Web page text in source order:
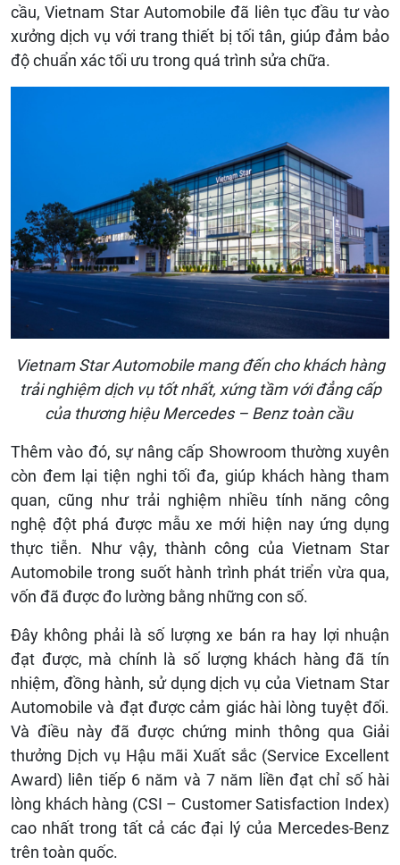
cầu, Vietnam Star Automobile đã liên tục đầu tư vào
xưởng dịch vụ với trang thiết bị tối tân, giúp đảm bảo
độ chuẩn xác tối ưu trong quá trình sửa chữa.
Vietnam Star Automobile mang đến cho khách hàng
trải nghiệm dịch vụ tốt nhất, xứng tầm với đẳng cấp
của thương hiệu Mercedes – Benz toàn cầu
Thêm vào đó, sự nâng cấp Showroom thường xuyên
còn đem lại tiện nghi tối đa, giúp khách hàng tham
quan, cũng như trải nghiệm nhiều tính năng công
nghệ đột phá được mẫu xe mới hiện nay ứng dụng
thực tiễn. Như vậy, thành công của Vietnam Star
Automobile trong suốt hành trình phát triển vừa qua,
vốn đã được đo lường bằng những con số.
Đây không phải là số lượng xe bán ra hay lợi nhuận
đạt được, mà chính là số lượng khách hàng đã tín
nhiệm, đồng hành, sử dụng dịch vụ của Vietnam Star
Automobile và đạt được cảm giác hài lòng tuyệt đối.
Và điều này đã được chứng minh thông qua Giải
thưởng Dịch vụ Hậu mãi Xuất sắc (Service Excellent
Award) liên tiếp 6 năm và 7 năm liền đạt chỉ số hài
lòng khách hàng (CSI – Customer Satisfaction Index)
cao nhất trong tất cả các đại lý của Mercedes-Benz
trên toàn quốc.